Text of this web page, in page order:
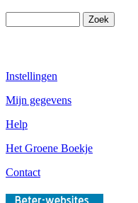
Instellingen
Mijn gegevens
Help
Het Groene Boekje
Contact